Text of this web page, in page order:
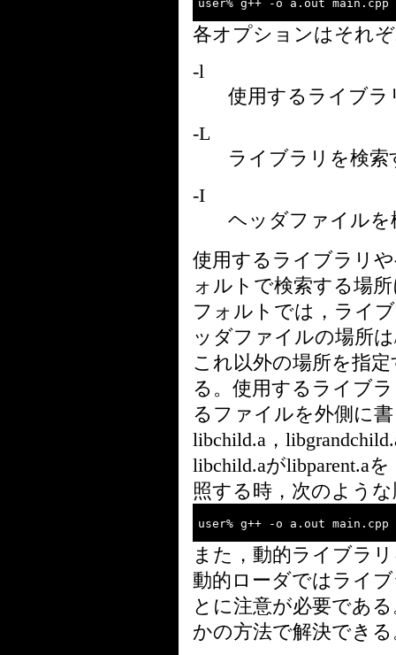
各オプションはそれ
-l
使用するライブラ
-L
ライブラリを検索
-I
ヘッダファイルを
使用するライブラリ
ォルトで検索する場
フォルトでは，ライ
ッダファイルの場所
これ以外の場所を指
る。使用するライブ
るファイルを外側に
libchild.a，
libchild.aがlibparent.a
照する時，次のよう
user% g++ -o a.out main.cpp
また，動的ライブラ
動的ローダではライ
とに注意が必要であ
かの方法で解決できる